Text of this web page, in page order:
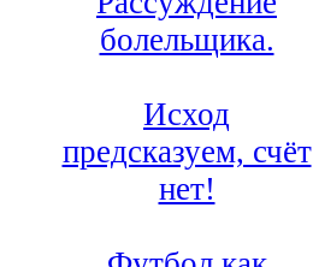
болельщика.
Исход
предсказуем, счёт
нет!